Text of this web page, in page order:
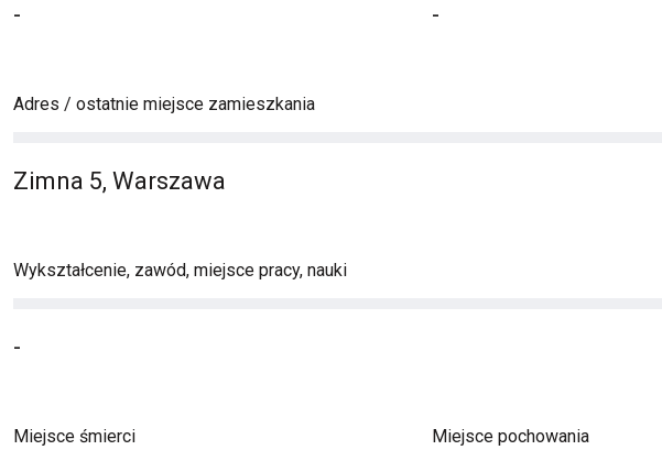
- -
Adres / ostatnie miejsce zamieszkania
Zimna 5, Warszawa
Wykształcenie, zawód, miejsce pracy, nauki
-
Miejsce śmierci Miejsce pochowania